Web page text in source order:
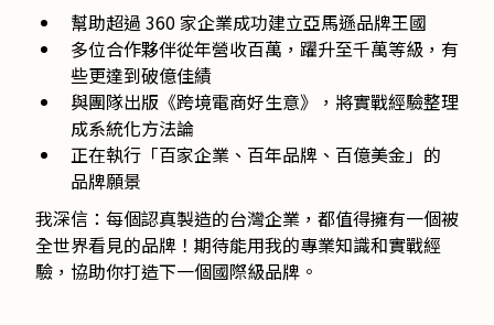
幫助超過 360 家企業成功建立亞馬遜品牌王國
多位合作夥伴從年營收百萬，躍升至千萬等級，有
些更達到破億佳績
與團隊出版《跨境電商好生意》，將實戰經驗整理
成系統化方法論
正在執行「百家企業、百年品牌、百億美金」的
品牌願景
我深信：每個認真製造的台灣企業，都值得擁有一個被
全世界看見的品牌！期待能用我的專業知識和實戰經
驗，協助你打造下一個國際級品牌。